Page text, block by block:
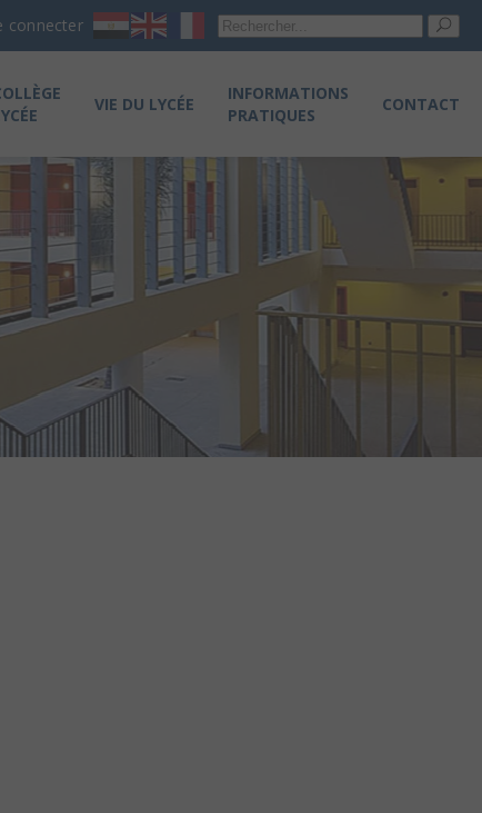
connecter
VIE DU LYCÉE
INFORMATIONS
PRATIQUES
CONTACT